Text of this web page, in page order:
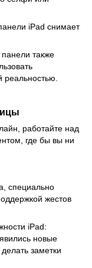
iPad снимает
также
работайте над
где бы вы ни
специально
жестов
iPad:
новые
заметки